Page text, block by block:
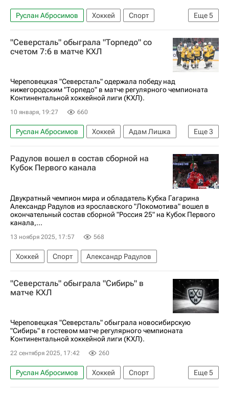
Еще5
Руслан Абросимов Хоккей
Спорт
Адам Лишка
Александр Скоренов
Северсталь
КХЛ 2025-2026
"Северсталь" обыграла "Торпедо" со
счетом 7:6 в матче КХЛ
Череповецкая "Северсталь" одержала победу над
нижегородским "Торпедо" в матче регулярного чемпионата
Континентальной хоккейной лиги (КХЛ).
10 января, 19:27 660
Еще3
Руслан Абросимов Хоккей
Адам Лишка
Северсталь
Торпедо КХЛ 2025-2026
Радулов вошел в состав сборной на
Кубок Первого канала
Двукратный чемпион мира и обладатель Кубка Гагарина
Александр Радулов из ярославского "Локомотива" вошел в
окончательный состав сборной "Россия 25" на Кубок Первого
канала,...
13 ноября 2025, 17:57 568
Хоккей Спорт Александр Радулов
"Северсталь" обыграла "Сибирь" в
матче КХЛ
Череповецкая "Северсталь" обыграла новосибирскую
"Сибирь" в гостевом матче регулярного чемпионата
Континентальной хоккейной лиги (КХЛ).
22 сентября 2025, 17:42 260
Еще5
Руслан Абросимов Хоккей
Спорт
Александр Скоренов
Северсталь
Сибирь